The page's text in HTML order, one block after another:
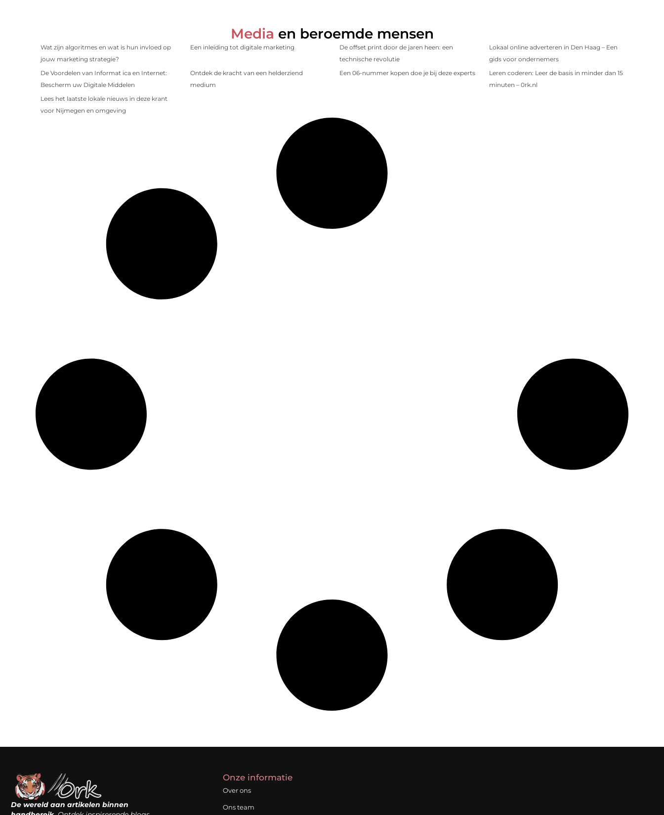
Media en beroemde mensen
Wat zijn algoritmes en wat is hun invloed op
jouw marketing strategie?
Een inleiding tot digitale marketing
De offset print door de jaren heen: een
technische revolutie
Lokaal online adverteren in Den Haag – Een
gids voor ondernemers
De Voordelen van Informat ica en Internet:
Bescherm uw Digitale Middelen
Ontdek de kracht van een helderziend
medium
Een 06-nummer kopen doe je bij deze experts
Leren coderen: Leer de basis in minder dan 15
minuten – 0rk.nl
Lees het laatste lokale nieuws in deze krant
voor Nijmegen en omgeving
De wereld aan artikelen binnen
Onze informatie
Over ons
Ons team